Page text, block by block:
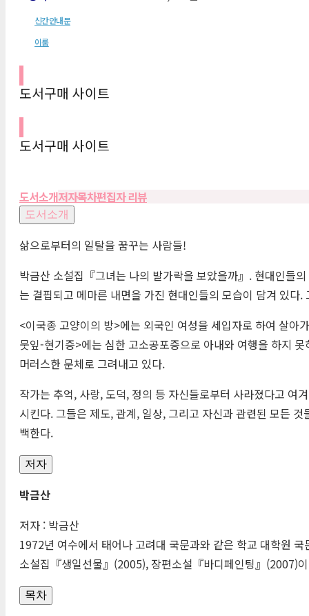
신간안내문
이룸
도서구매 사이트
도서구매 사이트
도서소개저자목차편집자 리뷰
도서소개
삶으로부터의 일탈을 꿈꾸는 사람들!
박금산 소설집『그녀는 나의 발가락을 보았을까』. 현대인들
는 결핍되고 메마른 내면을 가진 현대인들의 모습이 담겨 있
<이국종 고양이의 방>에는 외국인 여성을 세입자로 하여 살
뭇잎-현기증>에는 심한 고소공포증으로 아내와 여행을 하지
머러스한 문체로 그려내고 있다.
작가는 추억, 사랑, 도덕, 정의 등 자신들로부터 사라졌다고 여
시킨다. 그들은 제도, 관계, 일상, 그리고 자신과 관련된 모든
백한다.
저자
박금산
저자 : 박금산
1972년 여수에서 태어나 고려대 국문과와 같은 학교 대학원
소설집『생일선물』(2005), 장편소설『바디페인팅』(2007)
목차